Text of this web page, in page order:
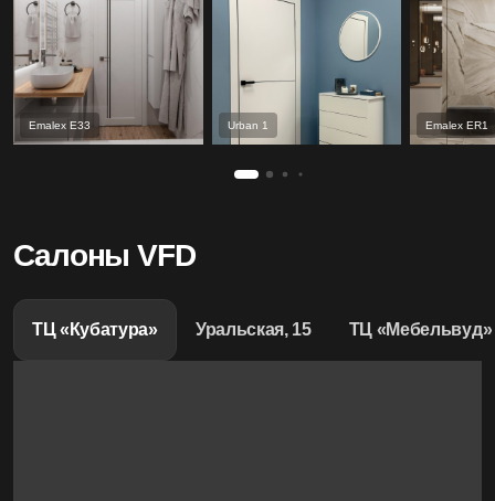
Emalex Е33 Urban 1 Emalex ER1
Салоны VFD
ТЦ «Кубатура» Уральская, 15 ТЦ «Мебельвуд»